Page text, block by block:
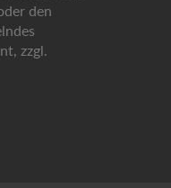
den
zzgl.